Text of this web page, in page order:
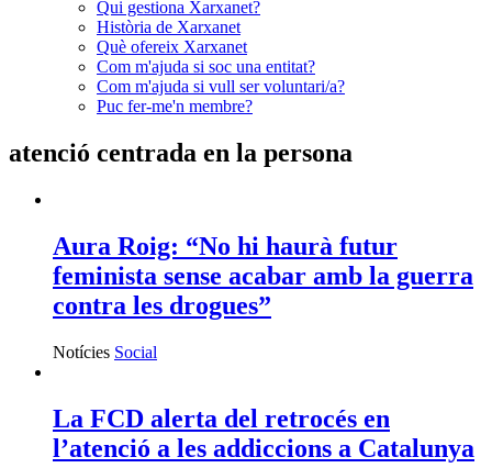
Qui gestiona Xarxanet?
Història de Xarxanet
Què ofereix Xarxanet
Com m'ajuda si soc una entitat?
Com m'ajuda si vull ser voluntari/a?
Puc fer-me'n membre?
atenció centrada en la persona
Aura Roig: “No hi haurà futur
feminista sense acabar amb la guerra
contra les drogues”
Notícies Social
La FCD alerta del retrocés en
l’atenció a les addiccions a Catalunya